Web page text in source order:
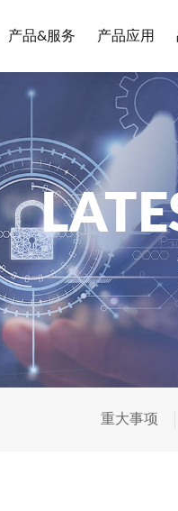
产品&服务 产品应用
重大事项